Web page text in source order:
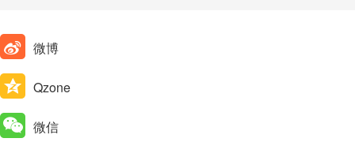
微博
Qzone
微信